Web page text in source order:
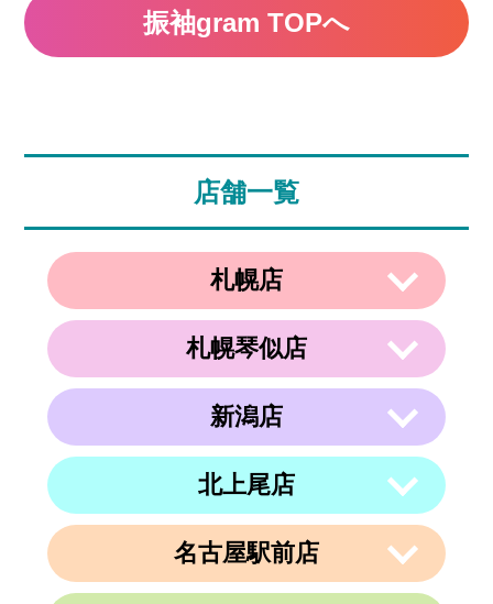
振袖gram TOPへ
店舗一覧
札幌店
〒003-0002
北海道札幌市白石区東札幌２条２丁目４
午前10時～午後19時
なし
札幌琴似店
〒063-0811
北海道札幌市西区琴似１条５丁目４−１
午前10時～午後19時
なし
新潟店
〒950-0962
新潟県新潟市中央区出来島2-1-6
025-288-5593
営業時間 午前9時～午後6時
北上尾店
〒362-0015
埼玉県上尾市緑丘3-3-11-2 PAPA上尾シ
名古屋駅前店